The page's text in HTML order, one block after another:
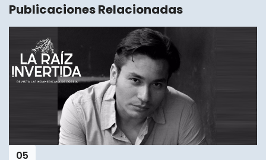
Publicaciones Relacionadas
05